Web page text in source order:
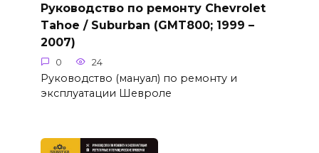
Руководство по ремонту Chevrolet
Tahoe / Suburban (GMT800; 1999 –
2007)
0 24
Руководство (мануал) по ремонту и
эксплуатации Шевроле